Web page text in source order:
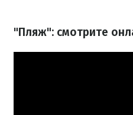
"Пляж": смотрите